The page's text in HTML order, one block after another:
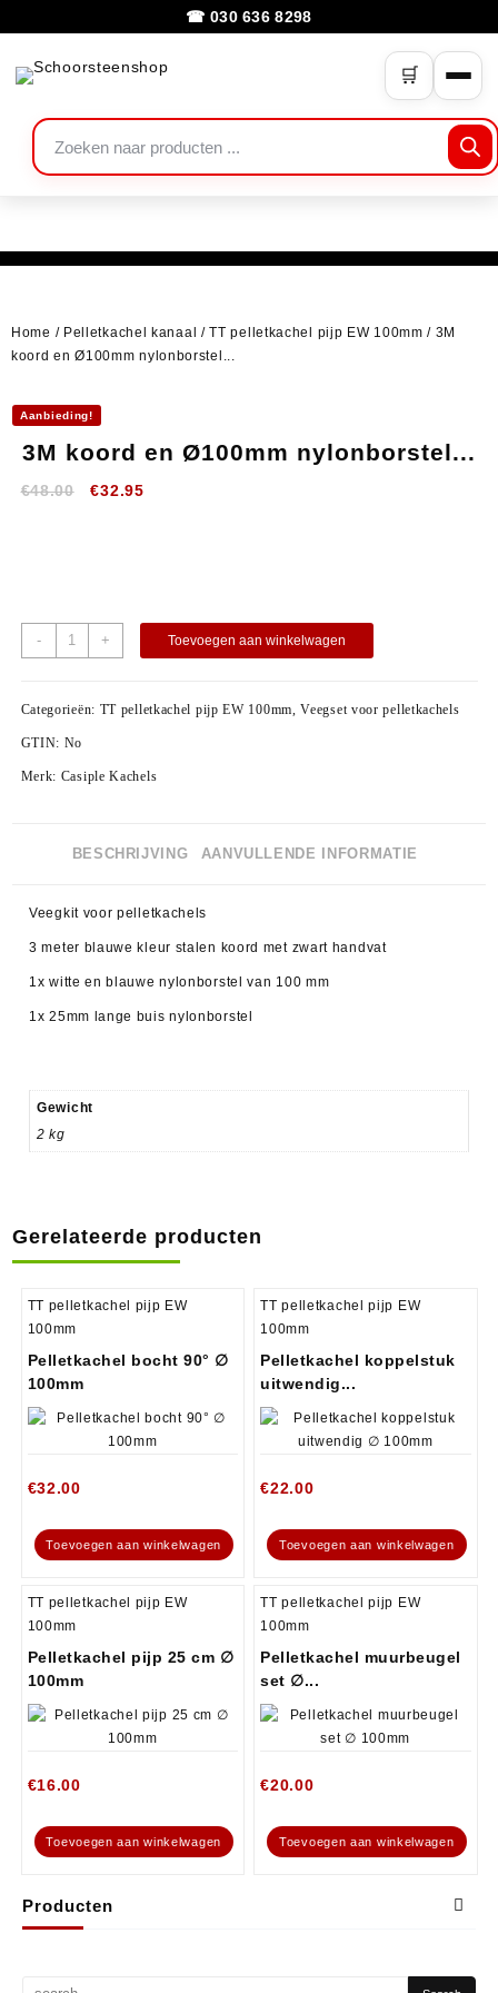
☎ 030 636 8298
🛒
Producten
Home / Pelletkachel kanaal /TT pelletkachel pijp EW 100mm / 3M
koord en Ø100mm nylonborstel...
Aanbieding!
3M koord en Ø100mm nylonborstel...
€48.00 €32.95
- + Toevoegen aan winkelwagen
Categorieën: TT pelletkachel pijp EW 100mm ,Veegset voor pelletkachels
GTIN: No
Merk: Casiple Kachels
BESCHRIJVING AANVULLENDE INFORMATIE
Veegkit voor pelletkachels
3 meter blauwe kleur stalen koord met zwart handvat
1x witte en blauwe nylonborstel van 100 mm
1x 25mm lange buis nylonborstel
Gewicht
2 kg
Gerelateerde producten
TT pelletkachel pijp EW
100mm
Pelletkachel bocht 90° ∅
100mm
€32.00
Toevoegen aan winkelwagen
TT pelletkachel pijp EW
100mm
Pelletkachel koppelstuk
uitwendig...
€22.00
Toevoegen aan winkelwagen
TT pelletkachel pijp EW
100mm
Pelletkachel pijp 25 cm ∅
100mm
€16.00
Toevoegen aan winkelwagen
TT pelletkachel pijp EW
100mm
Pelletkachel muurbeugel
set ∅...
€20.00
Toevoegen aan winkelwagen